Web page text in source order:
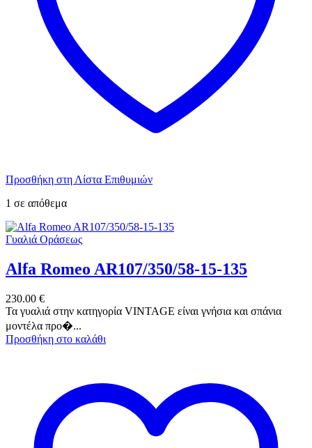
Προσθήκη στη Λίστα Επιθυμιών
1 σε απόθεμα
Γυαλιά Οράσεως
Alfa Romeo AR107/350/58-15-135
230.00 €
Τα γυαλιά στην κατηγορία VINTAGE είναι γνήσια και σπάνια
μοντέλα προ�...
Προσθήκη στο καλάθι